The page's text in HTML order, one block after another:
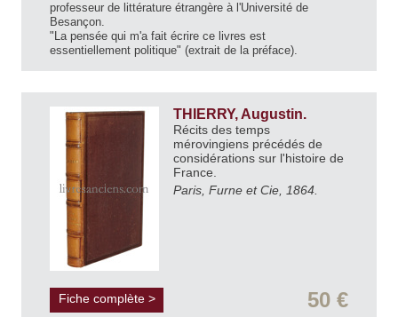
professeur de littérature étrangère à l'Université de
Besançon.
"La pensée qui m'a fait écrire ce livres est
essentiellement politique" (extrait de la préface).
THIERRY, Augustin.
Récits des temps
mérovingiens précédés de
considérations sur l'histoire de
France.
Paris, Furne et Cie, 1864.
Fiche complète > 50 €